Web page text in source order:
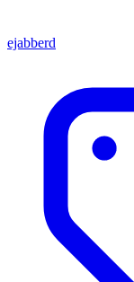
ejabberd